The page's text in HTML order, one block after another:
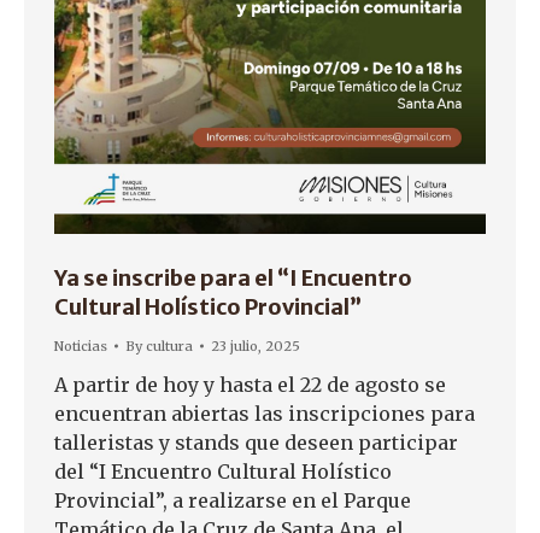
Ya se inscribe para el “I Encuentro
Cultural Holístico Provincial”
Noticias Bycultura 23 julio, 2025
A partir de hoy y hasta el 22 de agosto se
encuentran abiertas las inscripciones para
talleristas y stands que deseen participar
del “I Encuentro Cultural Holístico
Provincial”, a realizarse en el Parque